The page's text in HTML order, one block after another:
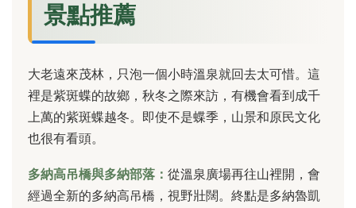
景點推薦
大老遠來茂林，只泡一個小時溫泉就回去太可惜。這
裡是紫斑蝶的故鄉，秋冬之際來訪，有機會看到成千
上萬的紫斑蝶越冬。即使不是蝶季，山景和原民文化
也很有看頭。
多納高吊橋與多納部落： 從溫泉廣場再往山裡開，會
經過全新的多納高吊橋，視野壯闊。終點是多納魯凱